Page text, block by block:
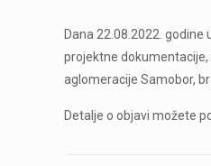
Dana 22.08.2022.
projektne
aglomeracije Samobor,
Detalje o objavi možete